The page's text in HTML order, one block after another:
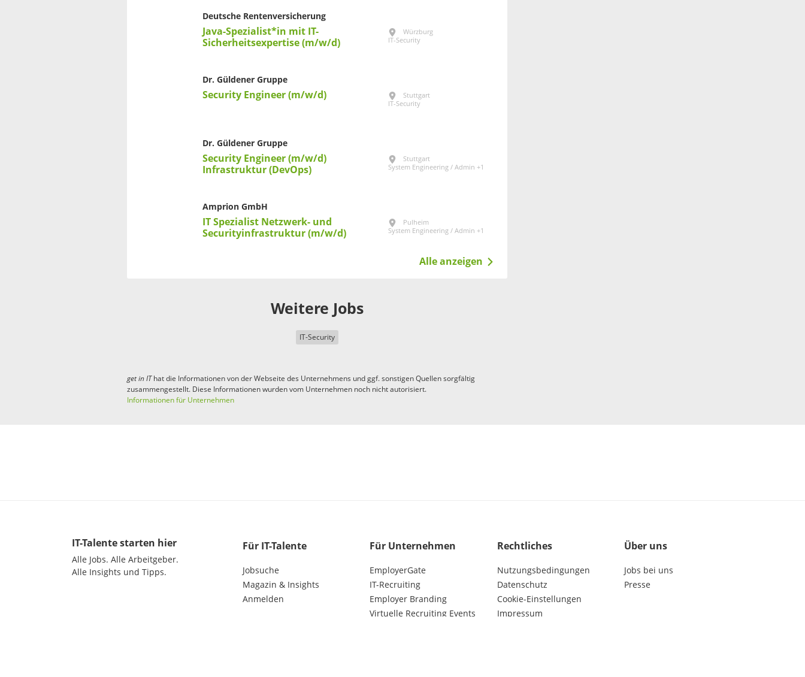
Deutsche Rentenversicherung
Java-Spezialist*in mit IT-
Sicherheitsexpertise (m/w/d)
Würzburg
IT-Security
Dr. Güldener Gruppe
Security Engineer (m/w/d)
Stuttgart
IT-Security
Dr. Güldener Gruppe
Security Engineer (m/w/d)
Infrastruktur (DevOps)
Stuttgart
System Engineering / Admin +1
Amprion GmbH
IT Spezialist Netzwerk- und
Securityinfrastruktur (m/w/d)
Pulheim
System Engineering / Admin +1
Alle anzeigen
Weitere Jobs
IT-Security
get in IThat die Informationen von der Webseite des Unternehmens und ggf. sonstigen Quellen sorgfältig
zusammengestellt. Diese Informationen wurden vom Unternehmen noch nicht autorisiert.
Informationen für Unternehmen
IT-Talente starten hier
Alle Jobs. Alle Arbeitgeber.
Alle Insights und Tipps.
Für IT-Talente
Jobsuche
Magazin & Insights
Anmelden
Für Unternehmen
EmployerGate
IT-Recruiting
Employer Branding
Virtuelle Recruiting Events
Rechtliches
Nutzungsbedingungen
Datenschutz
Cookie-Einstellungen
Impressum
Über uns
Jobs bei uns
Presse